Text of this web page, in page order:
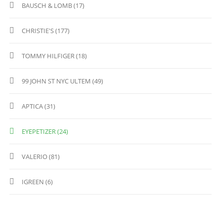
BAUSCH & LOMB (17)
CHRISTIE'S (177)
TOMMY HILFIGER (18)
99 JOHN ST NYC ULTEM (49)
APTICA (31)
EYEPETIZER (24)
VALERIO (81)
IGREEN (6)